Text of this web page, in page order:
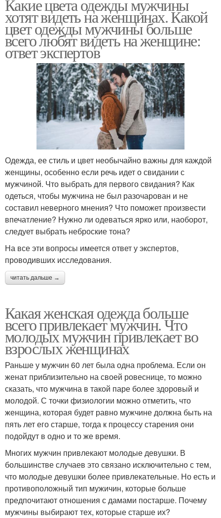
Какие цвета одежды мужчины
хотят видеть на женщинах. Какой
цвет одежды мужчины больше
всего любят видеть на женщине:
ответ экспертов
Одежда, ее стиль и цвет необычайно важны для каждой
женщины, особенно если речь идет о свидании с
мужчиной. Что выбрать для первого свидания? Как
одеться, чтобы мужчина не был разочарован и не
составил неверного мнения? Что поможет произвести
впечатление? Нужно ли одеваться ярко или, наоборот,
следует выбрать неброские тона?
На все эти вопросы имеется ответ у экспертов,
проводивших исследования.
читать дальше →
Какая женская одежда больше
всего привлекает мужчин. Что
молодых мужчин привлекает во
взрослых женщинах
Раньше у мужчин 60 лет была одна проблема. Если он
женат приблизительно на своей ровеснице, то можно
сказать, что мужчина в такой паре более здоровый и
молодой. С точки физиологии можно отметить, что
женщина, которая будет равно мужчине должна быть на
пять лет его старше, тогда к процессу старения они
подойдут в одно и то же время.
Многих мужчин привлекают молодые девушки. В
большинстве случаев это связано исключительно с тем,
что молодые девушки более привлекательные. Но есть и
противоположный тип мужичин, которые больше
предпочитают отношения с дамами постарше. Почему
мужчины выбирают тех, которые старше их?